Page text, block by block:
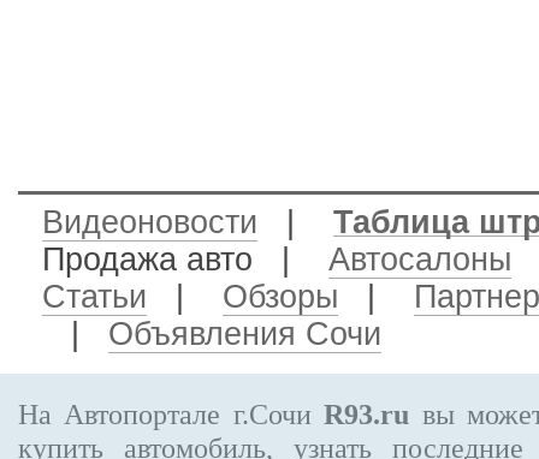
Видеоновости
Таблица
Продажа авто
Автосалоны
Статьи
Обзоры
Объявления Сочи
На Автопортале г.СочиR93.ru вы
купить автомобиль, узнать